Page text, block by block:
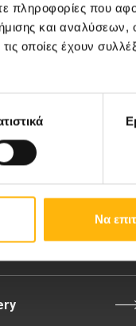
πληροφορίες που
και αναλύσεων,
οποίες έχουν
Να